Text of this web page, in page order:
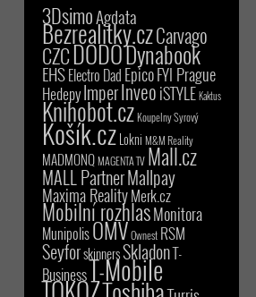
3DsimoAgdata
Bezrealitky.czCarvago
CZCDODODynabook
EHSElectro Dad EpicoFYI Prague
HedepyImperInveoiSTYLE Kaktus
Knihobot.czKoupelny Syrový
Košík.czLokni M&M Reality
MADMONQMAGENTA TV Mall.cz
MALL PartnerMallpay
Maxima RealityMerk.cz
Mobilní rozhlasMonitora
MunipolisOMVOwnest RSM
SeyforskinnersSkladonT-
BusinessT-Mobile